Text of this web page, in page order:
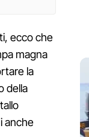
ecco che
magna
la
della
anche